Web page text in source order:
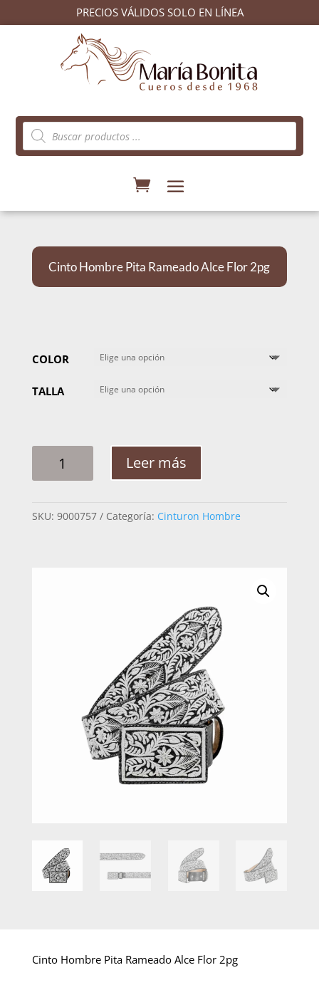
PRECIOS VÁLIDOS SOLO EN LÍNEA
Búsqueda
de
productos
Cinto Hombre Pita Rameado Alce Flor 2pg
COLOR
TALLA
HOMBRE
ALCE
Leer más
SKU: 9000757 Categoría: Cinturon Hombre
Cinto Hombre Pita Rameado Alce Flor 2pg